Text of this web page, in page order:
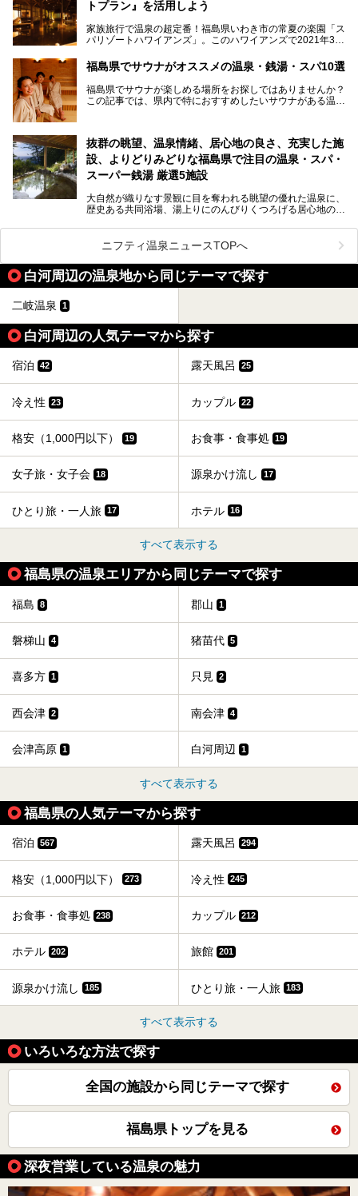
この記事は会津東山温泉 御宿東鳳のPR記事です。
力です。
も良好で、首都圏からの週末旅行先としても人気の福島県。
そんな福島県でチェックしておきたい、評判のスーパー銭湯
トプラン』を活用しよう
家族旅行で温泉の超定番！福島県いわき市の常夏の楽園「ス
パリゾートハワイアンズ」。このハワイアンズで2021年3月
く温泉編」をスタートしました。
子供と一緒に安心して温泉に行きたい、そんな方にお役立ち
のこのプランをはじめとして、ハワイアンズの「ひとりじめ
リゾートプラン」の魅力をご紹介します。
福島県でサウナがオススメの温泉・銭湯・スパ10選
福島県でサウナが楽しめる場所をお探しではありませんか？
この記事では、県内で特におすすめしたいサウナがある温泉
「最近疲れが溜まってる。リフレッシュできる場所ないか
な？」
そんな方は、ぜひサウナに足を運んでみてくださいね。
抜群の眺望、温泉情緒、居心地の良さ、充実した施
設、よりどりみどりな福島県で注目の温泉・スパ・
スーパー銭湯 厳選5施設
大自然が織りなす景観に目を奪われる眺望の優れた温泉に、
歴史ある共同浴場、湯上りにのんびりくつろげる居心地のい
スーパー銭湯など、多種多様な温浴施設が割拠する福島県。
今回は、そんな福島県にある温浴施設のなかから、筆者が
「一度訪ねてみたい」と気になっている魅力的な施設を5件
ピックアップして紹介します。
※2021/07/21時点の情報です。
ニフティ温泉ニュースTOPへ
白河周辺の温泉地から同じテーマで探す
二岐温泉 1
白河周辺の人気テーマから探す
宿泊 42 露天風呂 25
冷え性 23 カップル 22
格安（1,000円以下） 19 お食事・食事処 19
女子旅・女子会 18 源泉かけ流し 17
ひとり旅・一人旅 17 ホテル 16
すべて表示する
福島県の温泉エリアから同じテーマで探す
福島 8 郡山 1
磐梯山 4 猪苗代 5
喜多方 1 只見 2
西会津 2 南会津 4
会津高原 1 白河周辺 1
すべて表示する
福島県の人気テーマから探す
宿泊 567 露天風呂 294
格安（1,000円以下） 273 冷え性 245
お食事・食事処 238 カップル 212
ホテル 202 旅館 201
源泉かけ流し 185 ひとり旅・一人旅 183
すべて表示する
いろいろな方法で探す
全国の施設から同じテーマで探す
福島県トップを見る
深夜営業している温泉の魅力